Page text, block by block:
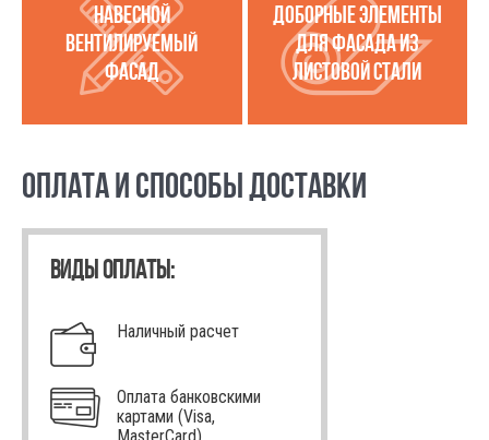
НАВЕСНОЙ
ВЕНТИЛИРУЕМЫЙ
ФАСАД
ДОБОРНЫЕ ЭЛЕМЕНТЫ
ДЛЯ ФАСАДА ИЗ
ЛИСТОВОЙ СТАЛИ
ОПЛАТА И СПОСОБЫ ДОСТАВКИ
ВИДЫ ОПЛАТЫ:
Наличный расчет
Оплата банковскими
картами (Visa,